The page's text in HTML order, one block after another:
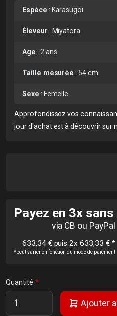
Espèce : Karasugoi
Éleveur : Miyatora
Age : 2 ans
Taille mesurée : 54 cm
Sexe : Femelle
Approfondissez vos
jour d'achat est à découvrir sur
Payez en 3x
via CB ou PayPal
633,34 € puis 2x 633,33 € *
*peut varier en fonction du mode de paiement
Quantité
Ajouter